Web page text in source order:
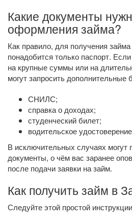
Какие документы
оформления займа?
Как правило, для получения
понадобится только паспорт.
на крупные суммы или на
могут запросить дополнительные
СНИЛС;
справка о доходах;
студенческий билет;
водительское
В исключительных случаях могут
документы, о чём вас заранее
после подачи заявки на займ.
Как получить займ в
Следуйте этой простой